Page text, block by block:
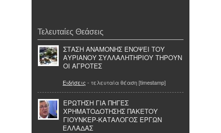
Τελευταίες Θεάσεις
ΣΤΑΣΗ ΑΝΑΜΟΝΗΣ ΕΝΟΨΕΙ ΤΟΥ
ΑΥΡΙΑΝΟΥ ΣΥΛΛΑΛΗΤΗΡΙΟΥ ΤΗΡΟΥΝ
ΟΙ ΑΓΡΟΤΕΣ
Ειδήσεις - τελευταία θέαση [timestamp]
ΕΡΩΤΗΣΗ ΓΙΑ ΠΗΓΕΣ
ΧΡΗΜΑΤΟΔΟΤΗΣΗΣ ΠΑΚΕΤΟΥ
ΓΙΟΥΝΚΕΡ-ΚΑΤΑΛΟΓΟΣ ΕΡΓΩΝ
ΕΛΛΑΔΑΣ